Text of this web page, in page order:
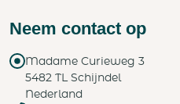
Neem contact op
Madame Curieweg 3
5482 TL Schijndel
Nederland